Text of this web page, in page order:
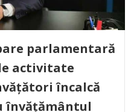
parlamentară
activitate
încalcă
învățământul